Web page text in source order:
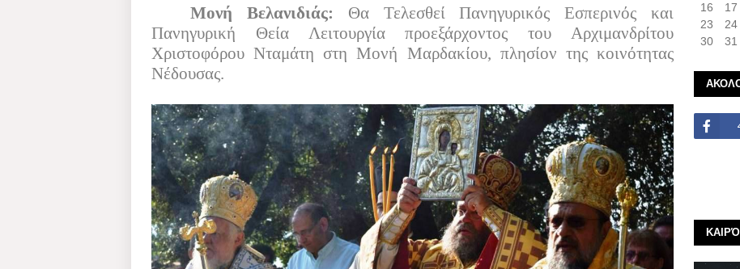
Μονή Βελανιδιάς: Θα Τελεσθεί Πανηγυρικός Εσπερινός και
Πανηγυρική Θεία Λειτουργία προεξάρχοντος του Αρχιμανδρίτου
Χριστοφόρου Νταμάτη στη Μονή Μαρδακίου, πλησίον της κοινότητας
Νέδουσας.
16
17
23
24
30
31